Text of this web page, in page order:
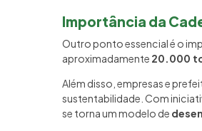
Importância da
Outro ponto essencial é o
aproximadamente 20.000
Além disso, empresas e
sustentabilidade. Com
se torna um modelo de